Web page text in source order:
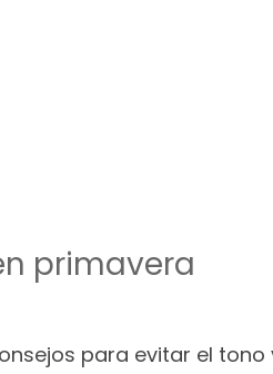
primavera
para evitar el